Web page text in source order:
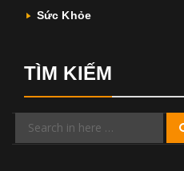
Sức Khỏe
TÌM KIẾM
Search